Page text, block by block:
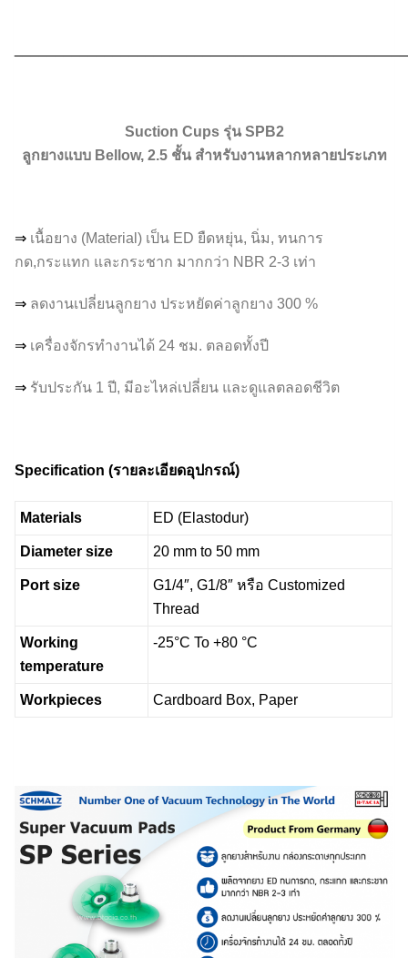
Suction Cups รุ่น SPB2
ลูกยางแบบ Bellow, 2.5 ชั้น สำหรับงานหลากหลายประเภท
⇒ เนื้อยาง (Material) เป็น ED ยืดหยุ่น, นิ่ม, ทนการ
กด,กระแทก และกระชาก มากกว่า NBR 2-3 เท่า
⇒ ลดงานเปลี่ยนลูกยาง ประหยัดค่าลูกยาง 300 %
⇒ เครื่องจักรทำงานได้ 24 ชม. ตลอดทั้งปี
⇒ รับประกัน 1 ปี, มีอะไหล่เปลี่ยน และดูแลตลอดชีวิต
Specification (รายละเอียดอุปกรณ์)
Materials ED (Elastodur)
Diameter size 20 mm to 50 mm
Port size
G1/4″, G1/8″ หรือ Customized
Thread
Working
temperature
-25°C To +80 °C
Workpieces Cardboard Box, Paper